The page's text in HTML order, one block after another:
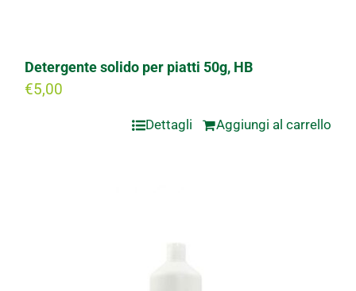
Detergente solido per piatti 50g, HB
€5,00
Aggiungi al carrello
Dettagli